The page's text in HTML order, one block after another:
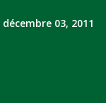
décembre 03, 2011